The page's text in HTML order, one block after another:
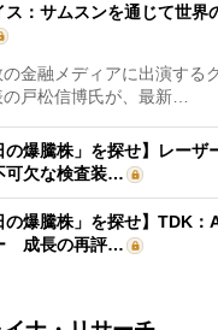
ス：サムスンを通じて世界
金融メディアに出演する
戸松信博氏が、最新…
の爆騰株」を探せ】レーザ
可欠な検査装…
の爆騰株」を探せ】TDK：
成長の再評…